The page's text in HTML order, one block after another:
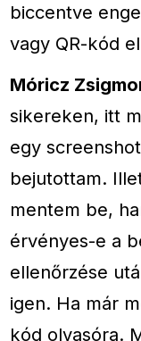
biccentve
vagy QR-kód
Móricz
sikereken, itt
egy
bejutottam.
mentem be,
érvényes-e a
ellenőrzése
igen. Ha már
kód olvasóra.